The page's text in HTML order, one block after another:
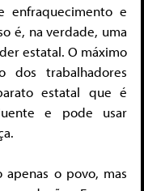
enfraquecimento e
é, na verdade, uma
estatal. O máximo
dos trabalhadores
estatal que é
e pode usar
apenas o povo, mas